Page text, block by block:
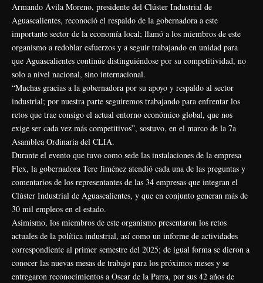
Armando Ávila Moreno, presidente del Clúster Industrial de
Aguascalientes, reconoció el respaldo de la gobernadora a este
importante sector de la economía local; llamó a los miembros de este
organismo a redoblar esfuerzos y a seguir trabajando en unidad para
que Aguascalientes continúe distinguiéndose por su competitividad, no
solo a nivel nacional, sino internacional.
“Muchas gracias a la gobernadora por su apoyo y respaldo al sector
industrial; por nuestra parte seguiremos trabajando para enfrentar los
retos que trae consigo el actual entorno económico global, que nos
exige ser cada vez más competitivos”, sostuvo, en el marco de la 7a
Asamblea Ordinaria del CLIA.
Durante el evento que tuvo como sede las instalaciones de la empresa
Flex, la gobernadora Tere Jiménez atendió cada una de las preguntas y
comentarios de los representantes de las 34 empresas que integran el
Clúster Industrial de Aguascalientes, y que en conjunto generan más de
30 mil empleos en el estado.
Asimismo, los miembros de este organismo presentaron los retos
actuales de la política industrial, así como un informe de actividades
correspondiente al primer semestre del 2025; de igual forma se dieron a
conocer las nuevas mesas de trabajo para los próximos meses y se
entregaron reconocimientos a Oscar de la Parra, por sus 42 años de